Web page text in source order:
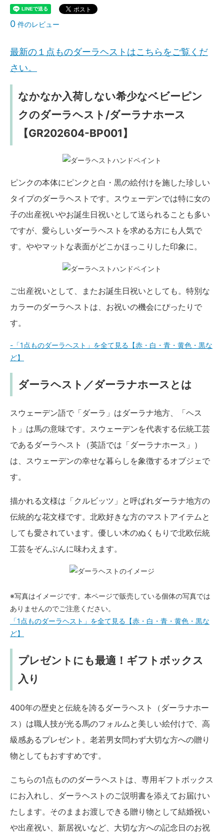
0 件のレビュー
最新の１点ものダーラヘストはこちらをご覧くだ
さい。
なかなか入荷しない希少なベビーピン
クのダーラヘスト/ダーラナホース
【GR202604-BP001】
ピンクの本体にピンクと白・黒の絵付けを施した珍しい
タイプのダーラヘストです。スウェーデンでは特に女の
子の出産祝いやお誕生日祝いとして送られることも多い
ですが、愛らしいダーラヘストを求める方にも人気で
す。ややマットな表面がどこかほっこりした印象に。
ご出産祝いとして、またお誕生日祝いとしても。特別な
カラーのダーラヘストは、お祝いの機会にぴったりで
す。
-「1点ものダーラヘスト」を全て見る【赤・白・青・黄色・黒な
ど】
ダーラヘスト／ダーラナホースとは
スウェーデン語で「ダーラ」はダーラナ地方、「ヘス
ト」は馬の意味です。スウェーデンを代表する伝統工芸
であるダーラヘスト（英語では「ダーラナホース」）
は、スウェーデンの幸せな暮らしを象徴するオブジェで
す。
描かれる文様は「クルビッツ」と呼ばれダーラナ地方の
伝統的な花文様です。北欧好きな方のマストアイテムと
しても愛されています。優しい木のぬくもりで北欧伝統
工芸をぞんぶんに味わえます。
※写真はイメージです。本ページで販売している個体の写真では
ありませんのでご注意ください。
「1点ものダーラヘスト」を全て見る【赤・白・青・黄色・黒な
ど】
プレゼントにも最適！ギフトボックス
入り
400年の歴史と伝統を誇るダーラヘスト（ダーラナホー
ス）は職人技が光る馬のフォルムと美しい絵付けで、高
級感あるプレゼント。老若男女問わず大切な方への贈り
物としてもおすすめです。
こちらの1点もののダーラヘストは、専用ギフトボックス
にお入れし、ダーラヘストのご説明書を添えてお届けい
たします。そのままお渡しできる贈り物として結婚祝い
や出産祝い、新居祝いなど、大切な方への記念日のお祝